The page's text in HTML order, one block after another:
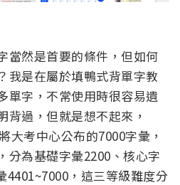
當然是首要的條件，但如何
我是在屬於填鴨式背單字教
單字，不常使用時很容易遺
背過，但就是想不起來，
大考中心公布的7000字彙，
分為基礎字彙2200、核心字
4401~7000，這三等級難度分